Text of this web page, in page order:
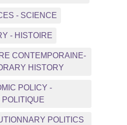
- SCIENCE
- HISTOIRE
CONTEMPORAINE-
HISTORY
POLICY -
POLITIQUE
POLITICS